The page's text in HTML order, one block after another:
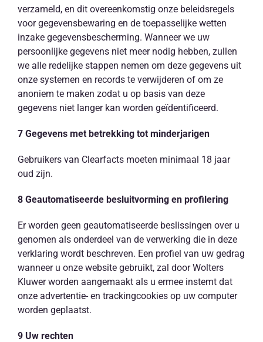
verzameld, en dit overeenkomstig onze beleidsregels
voor gegevensbewaring en de toepasselijke wetten
inzake gegevensbescherming. Wanneer we uw
persoonlijke gegevens niet meer nodig hebben, zullen
we alle redelijke stappen nemen om deze gegevens uit
onze systemen en records te verwijderen of om ze
anoniem te maken zodat u op basis van deze
gegevens niet langer kan worden geïdentificeerd.
7 Gegevens met betrekking tot minderjarigen
Gebruikers van Clearfacts moeten minimaal 18 jaar
oud zijn.
8 Geautomatiseerde besluitvorming en profilering
Er worden geen geautomatiseerde beslissingen over u
genomen als onderdeel van de verwerking die in deze
verklaring wordt beschreven. Een profiel van uw gedrag
wanneer u onze website gebruikt, zal door Wolters
Kluwer worden aangemaakt als u ermee instemt dat
onze advertentie- en trackingcookies op uw computer
worden geplaatst.
9 Uw rechten